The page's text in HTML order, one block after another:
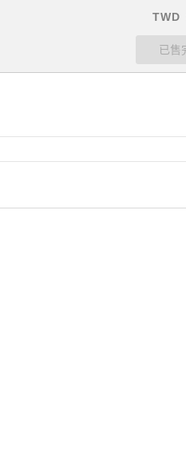
TWD